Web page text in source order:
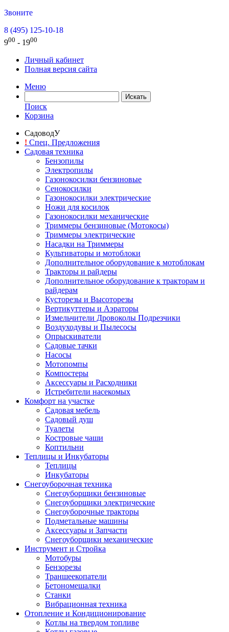
Звоните
8 (495) 125-10-18
900 - 1900
Личный кабинет
Полная версия сайта
Меню
Поиск
Корзина
СадоводУ
! Спец. Предложения
Садовая техника
Бензопилы
Электропилы
Газонокосилки бензиновые
Сенокосилки
Газонокосилки электрические
Ножи для косилок
Газонокосилки механические
Триммеры бензиновые (Мотокосы)
Триммеры электрические
Насадки на Триммеры
Культиваторы и мотоблоки
Дополнительное оборудование к мотоблокам
Тракторы и райдеры
Дополнительное оборудование к тракторам и
райдерам
Кусторезы и Высоторезы
Вертикуттеры и Аэраторы
Измельчители Дровоколы Подрезчики
Воздуходувы и Пылесосы
Опрыскиватели
Садовые тачки
Насосы
Мотопомпы
Компостеры
Аксессуары и Расходники
Истребители насекомых
Комфорт на участке
Садовая мебель
Садовый душ
Туалеты
Костровые чаши
Коптильни
Теплицы и Инкубаторы
Теплицы
Инкубаторы
Снегоуборочная техника
Снегоуборщики бензиновые
Снегоуборщики электрические
Снегоуборочные тракторы
Подметальные машины
Аксессуары и Запчасти
Снегоуборщики механические
Инструмент и Стройка
Мотобуры
Бензорезы
Траншеекопатели
Бетономешалки
Станки
Вибрационная техника
Отопление и Кондиционирование
Котлы на твердом топливе